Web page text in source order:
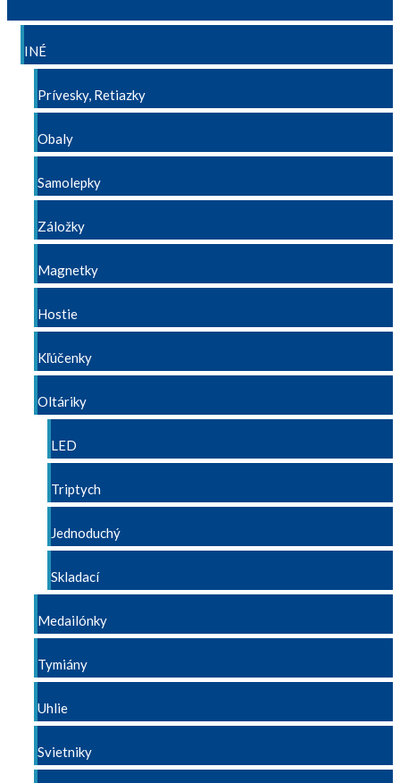
INÉ
Prívesky, Retiazky
Obaly
Samolepky
Záložky
Magnetky
Hostie
Kľúčenky
Oltáriky
LED
Triptych
Jednoduchý
Skladací
Medailónky
Tymiány
Uhlie
Svietniky